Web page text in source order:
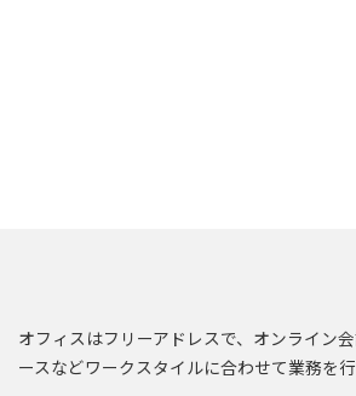
オフィスはフリーアドレスで、オンライン
ースなどワークスタイルに合わせて業務を行